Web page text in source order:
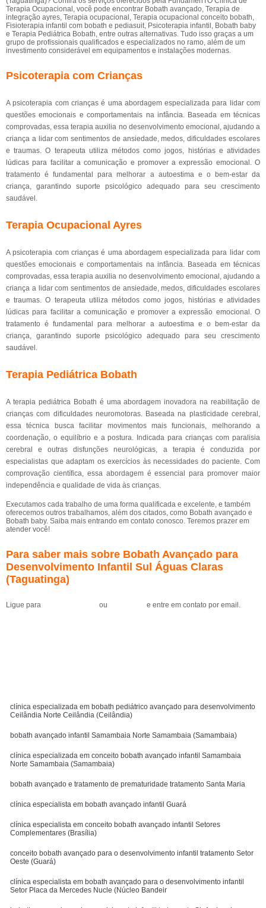
Terapia Ocupacional, você pode encontrar Bobath avançado, Terapia de
integração ayres, Terapia ocupacional, Terapia ocupacional conceito bobath,
Fisioterapia infantil com bobath e pediasuit, Psicoterapia infantil, Bobath baby
e Terapia Pediátrica Bobath, entre outras alternativas. Tudo isso graças a um
grupo de profissionais qualificados e especializados no ramo, além de um
investimento considerável em equipamentos e instalações modernas.
Psicoterapia com Crianças
A psicoterapia com crianças é uma abordagem especializada para lidar com
questões emocionais e comportamentais na infância. Baseada em técnicas
comprovadas, essa terapia auxilia no desenvolvimento emocional, ajudando a
criança a lidar com sentimentos de ansiedade, medos, dificuldades escolares
e traumas. O terapeuta utiliza métodos como jogos, histórias e atividades
lúdicas para facilitar a comunicação e promover a expressão emocional. O
tratamento é fundamental para melhorar a autoestima e o bem-estar da
criança, garantindo suporte psicológico adequado para seu crescimento
saudável.
Terapia Ocupacional Ayres
A psicoterapia com crianças é uma abordagem especializada para lidar com
questões emocionais e comportamentais na infância. Baseada em técnicas
comprovadas, essa terapia auxilia no desenvolvimento emocional, ajudando a
criança a lidar com sentimentos de ansiedade, medos, dificuldades escolares
e traumas. O terapeuta utiliza métodos como jogos, histórias e atividades
lúdicas para facilitar a comunicação e promover a expressão emocional. O
tratamento é fundamental para melhorar a autoestima e o bem-estar da
criança, garantindo suporte psicológico adequado para seu crescimento
saudável.
Terapia Pediátrica Bobath
A terapia pediátrica Bobath é uma abordagem inovadora na reabilitação de
crianças com dificuldades neuromotoras. Baseada na plasticidade cerebral,
essa técnica busca facilitar movimentos mais funcionais, melhorando a
coordenação, o equilíbrio e a postura. Indicada para crianças com paralisia
cerebral e outras disfunções neurológicas, a terapia é conduzida por
especialistas que adaptam os exercícios às necessidades do paciente. Com
comprovação científica, essa abordagem é essencial para promover maior
independência e qualidade de vida às crianças.
Executamos cada trabalho de uma forma qualificada e excelente, e também
oferecemos outros trabalhamos, além dos citados, como Bobath avançado e
Bobath baby. Saiba mais entrando em contato conosco. Teremos prazer em
atender você!
Para saber mais sobre Bobath Avançado para
Desenvolvimento Infantil Sul Águas Claras
(Taguatinga)
Ligue para ou e entre em contato por email.
clínica especializada em bobath pediátrico avançado para desenvolvimento
Ceilândia Norte Ceilândia (Ceilândia)
bobath avançado infantil Samambaia Norte Samambaia (Samambaia)
clínica especializada em conceito bobath avançado infantil Samambaia
Norte Samambaia (Samambaia)
bobath avançado e tratamento de prematuridade tratamento Santa Maria
clínica especialista em bobath avançado infantil Guará
clínica especialista em conceito bobath avançado infantil Setores
Complementares (Brasília)
conceito bobath avançado para o desenvolvimento infantil tratamento Setor
Oeste (Guará)
clínica especialista em bobath avançado para o desenvolvimento infantil
Setor Placa da Mercedes Nucle (Núcleo Bandeir